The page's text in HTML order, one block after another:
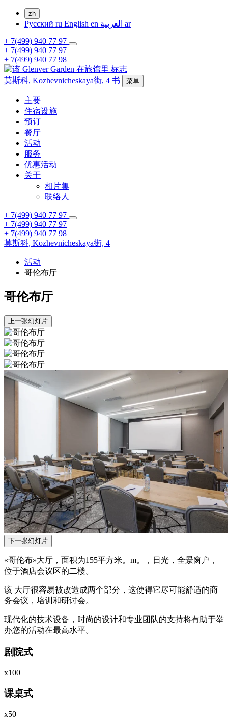
zh
Русский ru English en
ar
+ 7(499) 940 77 97
+ 7(499) 940 77 97
+ 7(499) 940 77 98
莫斯科, Kozhevnicheskaya街, 4 书 菜单
主要
住宿设施
预订
餐厅
活动
服务
优惠活动
关于
相片集
联络人
+ 7(499) 940 77 97
+ 7(499) 940 77 97
+ 7(499) 940 77 98
莫斯科, Kozhevnicheskaya街, 4
活动
哥伦布厅
哥伦布厅
上一张幻灯片
下一张幻灯片
«哥伦布»大厅，面积为155平方米。m。，日光，全景窗户，
位于酒店会议区的二楼。
该 大厅很容易被改造成两个部分，这使得它尽可能舒适的商
务会议，培训和研讨会。
现代化的技术设备，时尚的设计和专业团队的支持将有助于举
办您的活动在最高水平。
剧院式
х100
课桌式
х50